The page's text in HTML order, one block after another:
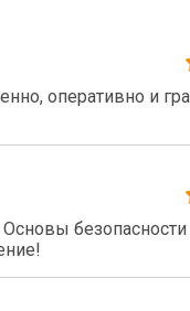
оперативно и